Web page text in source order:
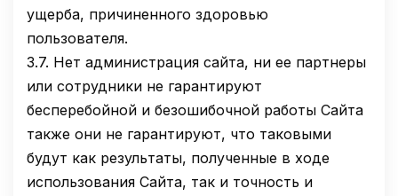
ущерба, причиненного здоровью
пользователя.
3.7. Нет администрация сайта, ни ее партнеры
или сотрудники не гарантируют
бесперебойной и безошибочной работы Сайта
также они не гарантируют, что таковыми
будут как результаты, полученные в ходе
использования Сайта, так и точность и